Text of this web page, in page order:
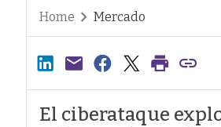
Home Mercado
El ciberataque